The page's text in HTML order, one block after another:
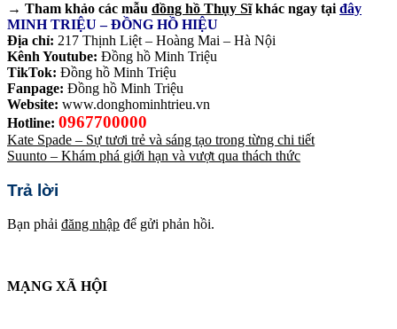
→ Tham khảo các mẫu đồng hồ Thụy Sĩkhác ngay tại đây
MINH TRIỆU – ĐỒNG HỒ HIỆU
Địa chỉ: 217 Thịnh Liệt – Hoàng Mai – Hà Nội
Kênh Youtube: Đồng hồ Minh Triệu
TikTok: Đồng hồ Minh Triệu
Fanpage: Đồng hồ Minh Triệu
Website: www.donghominhtrieu.vn
Hotline: 0967700000
Kate Spade – Sự tươi trẻ và sáng tạo trong từng chi tiết
Suunto – Khám phá giới hạn và vượt qua thách thức
Trả lời
Bạn phải đăng nhập để gửi phản hồi.
MẠNG XÃ HỘI